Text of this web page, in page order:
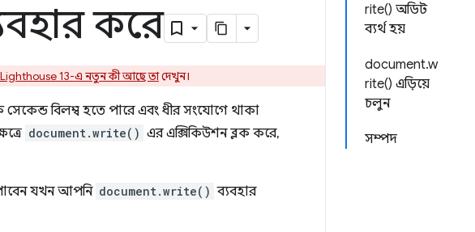
rite() অডিট
ব্যর্থ হয়
document.w
rite() এড়িয়ে
চলুন
সম্পদ
করে
Lighthouse 13-এ নতুন কী আছে তাদেখুন।
সেকেন্ড বিলম্ব হতে পারে এবং ধীর সংযোগে থাকা
document.write() এর এক্সিকিউশন ব্লক করে,
যখন আপনি document.write() ব্যবহার